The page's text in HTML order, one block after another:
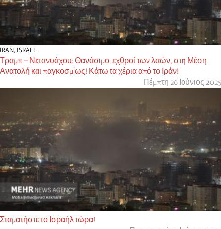
IRAN, ISRAEL
Τραμπ – Νετανυάχου: Θανάσιμοι εχθροί των λαών, στη Μέση
Ανατολή και παγκοσμίως! Κάτω τα χέρια από το Ιράν!
Πέμπτη 26 Ιούνιος 2025
Σταματήστε το Ισραήλ τώρα!